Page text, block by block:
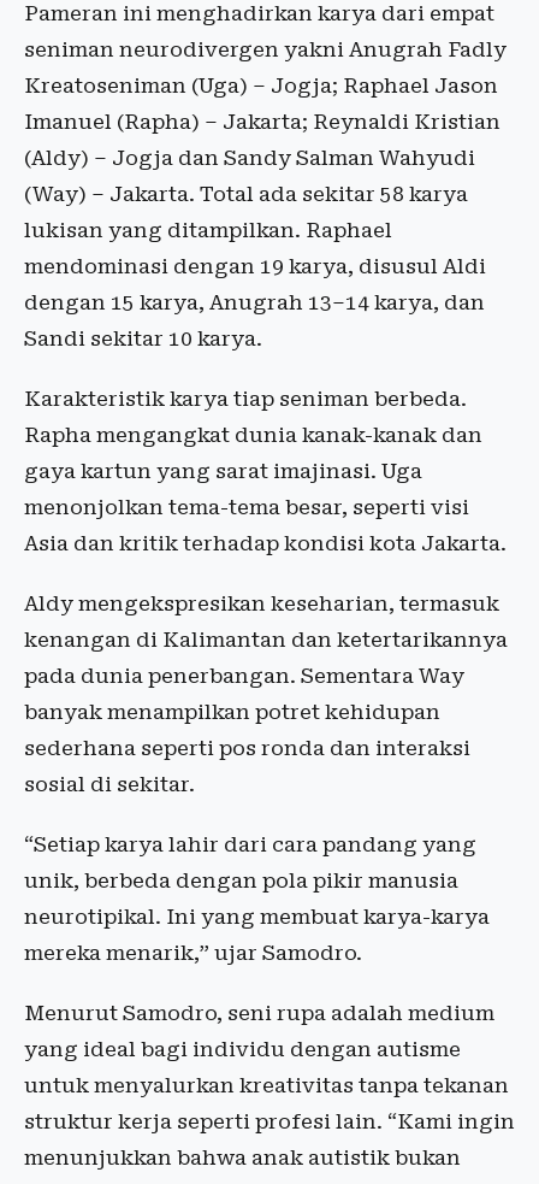
Pameran ini menghadirkan karya dari empat
seniman neurodivergen yakni Anugrah Fadly
Kreatoseniman (Uga) – Jogja; Raphael Jason
Imanuel (Rapha) – Jakarta; Reynaldi Kristian
(Aldy) – Jogja dan Sandy Salman Wahyudi
(Way) – Jakarta. Total ada sekitar 58 karya
lukisan yang ditampilkan. Raphael
mendominasi dengan 19 karya, disusul Aldi
dengan 15 karya, Anugrah 13–14 karya, dan
Sandi sekitar 10 karya.
Karakteristik karya tiap seniman berbeda.
Rapha mengangkat dunia kanak-kanak dan
gaya kartun yang sarat imajinasi. Uga
menonjolkan tema-tema besar, seperti visi
Asia dan kritik terhadap kondisi kota Jakarta.
Aldy mengekspresikan keseharian, termasuk
kenangan di Kalimantan dan ketertarikannya
pada dunia penerbangan. Sementara Way
banyak menampilkan potret kehidupan
sederhana seperti pos ronda dan interaksi
sosial di sekitar.
“Setiap karya lahir dari cara pandang yang
unik, berbeda dengan pola pikir manusia
neurotipikal. Ini yang membuat karya-karya
mereka menarik,” ujar Samodro.
Menurut Samodro, seni rupa adalah medium
yang ideal bagi individu dengan autisme
untuk menyalurkan kreativitas tanpa tekanan
struktur kerja seperti profesi lain. “Kami ingin
menunjukkan bahwa anak autistik bukan